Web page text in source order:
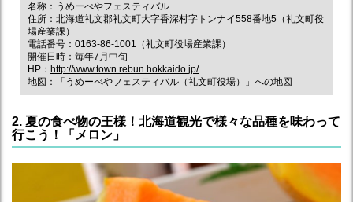
名称：うめーべやフェスティバル
住所：北海道礼文郡礼文町大字香深村字トンナイ558番地5（礼文町役
場産業課）
電話番号：0163-86-1001（礼文町役場産業課）
開催日時：毎年7月中旬
HP： http://www.town.rebun.hokkaido.jp/
地図：
「うめーべやフェスティバル（礼文町役場）」への地図
2. 夏の食べ物の王様！北海道観光で様々な品種を味わって
行こう！「メロン」